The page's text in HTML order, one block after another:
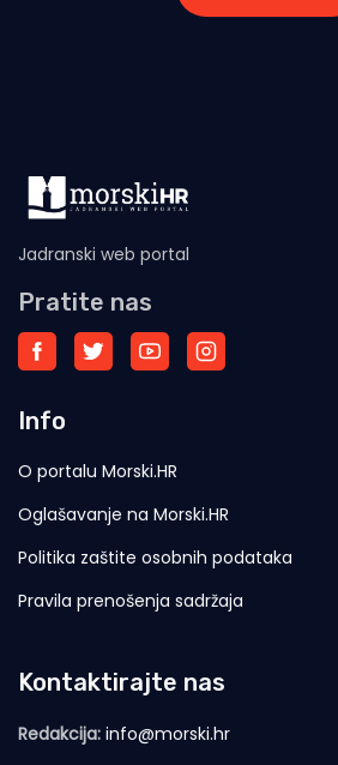
Jadranski web portal
Pratite nas
Info
O portalu Morski.HR
Oglašavanje na Morski.HR
Politika zaštite osobnih podataka
Pravila prenošenja sadržaja
Kontaktirajte nas
Redakcija: info@morski.hr